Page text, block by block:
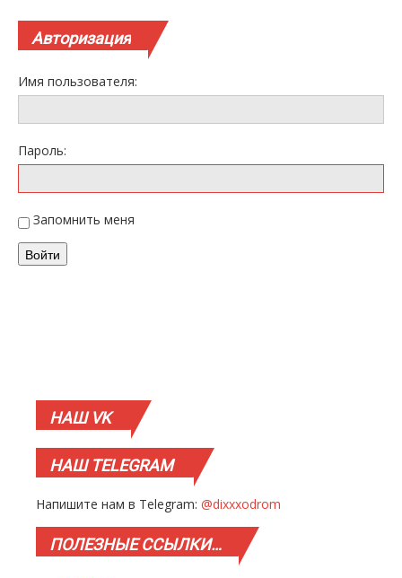
Авторизация
Имя пользователя:
Пароль:
Запомнить меня
Войти
НАШVK
НАШTELEGRAM
Напишите нам в Telegram: @dixxxodrom
ПОЛЕЗНЫЕССЫЛКИ…